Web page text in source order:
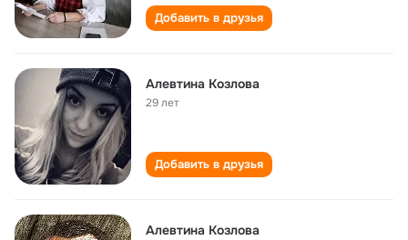
Добавить в друзья
Алевтина Козлова
29 лет
Добавить в друзья
Алевтина Козлова